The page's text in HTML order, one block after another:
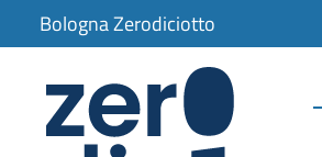
Bologna Zerodiciotto